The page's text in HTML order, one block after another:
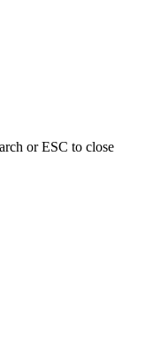
or ESC to close